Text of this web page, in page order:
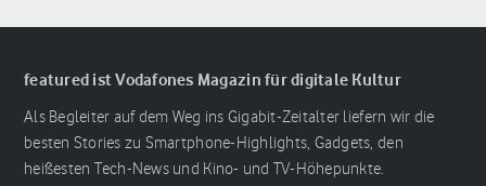
featured ist Vodafones Magazin für digitale Kultur
Als Begleiter auf dem Weg ins Gigabit-Zeitalter liefern wir die
besten Stories zu Smartphone-Highlights, Gadgets, den
heißesten Tech-News und Kino- und TV-Höhepunkte.